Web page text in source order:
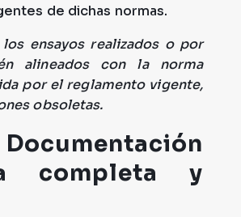
de dichas normas.
ensayos realizados o por
alineados con la norma
por el reglamento vigente,
obsoletas.
completa y